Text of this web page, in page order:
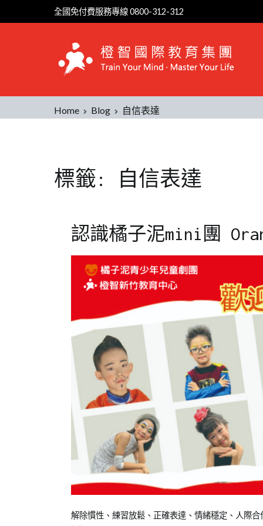
to
全國免付費服務專線 0800-312-312
Home Blog 自信表達
標籤: 自信表達
認識橘子泥mini團
Posted
Posted
Tagged
解除慣性、練習放鬆、正確表達、情緒穩定、人際